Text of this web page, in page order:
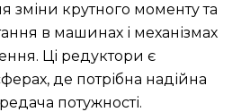
зміни крутного моменту та
в машинах і механізмах
Ці редуктори є
де потрібна надійна
потужності.